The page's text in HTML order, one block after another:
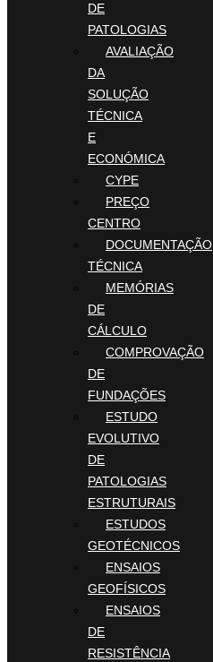
DE
PATOLOGIAS
AVALIAÇÃO
DA
SOLUÇÃO
TÉCNICA
E
ECONÓMICA
CYPE
PREÇO
CENTRO
DOCUMENTAÇÃO
TÉCNICA
MEMÓRIAS
DE
CÁLCULO
COMPROVAÇÃO
DE
FUNDAÇÕES
ESTUDO
EVOLUTIVO
DE
PATOLOGIAS
ESTRUTURAIS
ESTUDOS
GEOTÉCNICOS
ENSAIOS
GEOFÍSICOS
ENSAIOS
DE
RESISTÊNCIA